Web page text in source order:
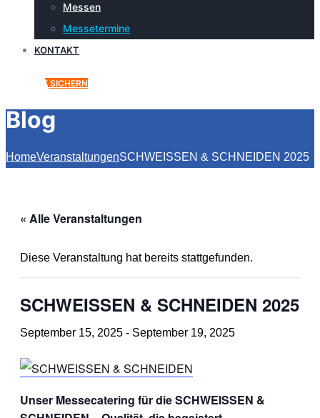
Messen
Messetermine
KONTAKT
ANGEBOT SICHERN
Blog
HomeVeranstaltungenSCHWEISSEN & SCHNEIDEN 2025
« Alle Veranstaltungen
Diese Veranstaltung hat bereits stattgefunden.
SCHWEISSEN & SCHNEIDEN 2025
September 15, 2025 - September 19, 2025
Unser Messecatering für die SCHWEISSEN &